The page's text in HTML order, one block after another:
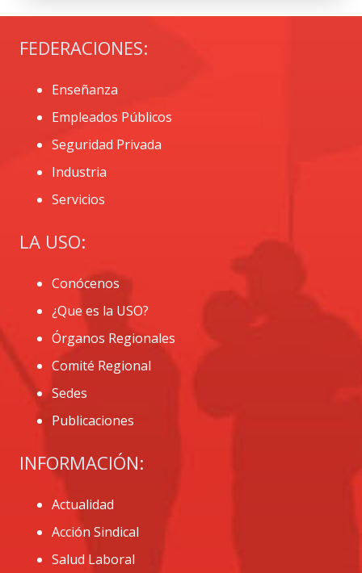
FEDERACIONES:
Enseñanza
Empleados Públicos
Seguridad Privada
Industria
Servicios
LA USO:
Conócenos
¿Que es la USO?
Órganos Regionales
Comité Regional
Sedes
Publicaciones
INFORMACIÓN:
Actualidad
Acción Sindical
Salud Laboral